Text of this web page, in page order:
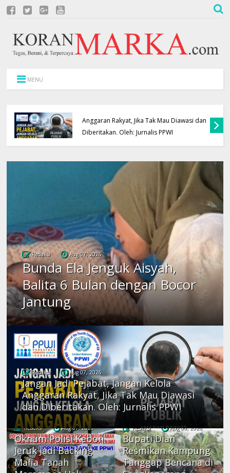
MENU
Mafia Tanah Merampas Hak Keluarga
Ambar Witjaksono Sutarman
Redaksi Aug 07, 2026
Bunda Ela Jenguk Aisyah,
Balita 6 Bulan dengan Bocor
Jantung
Redaksi Aug 07, 2026
Jangan Jadi Pejabat, Jangan Kelola
Anggaran Rakyat, Jika Tak Mau Diawasi
dan Diberitakan. Oleh: Jurnalis PPWI
Redaksi Aug 07, 2026
Oknum Polisi Kebon
Jeruk Jadi Backing
Mafia Tanah
Redaksi Aug 06, 2026
Bupati Dian
Resmikan Kampung
Tanggap Bencana di